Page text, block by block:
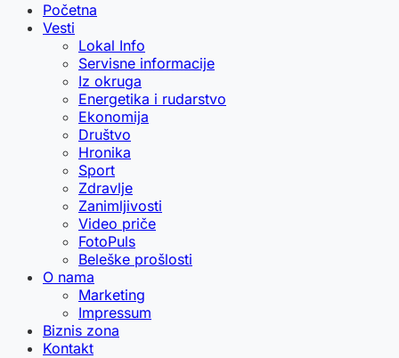
Početna
Vesti
Lokal Info
Servisne informacije
Iz okruga
Energetika i rudarstvo
Ekonomija
Društvo
Hronika
Sport
Zdravlje
Zanimljivosti
Video priče
FotoPuls
Beleške prošlosti
O nama
Marketing
Impressum
Biznis zona
Kontakt